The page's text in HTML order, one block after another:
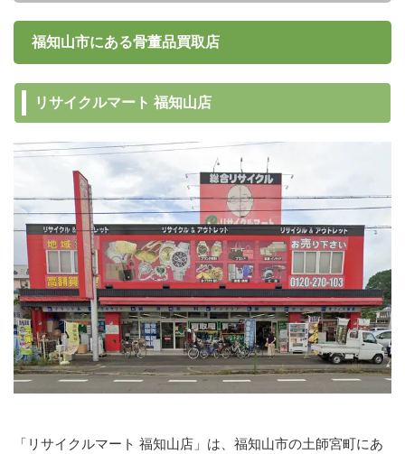
福知山市にある骨董品買取店
リサイクルマート 福知山店
「リサイクルマート 福知山店」は、福知山市の土師宮町にあ